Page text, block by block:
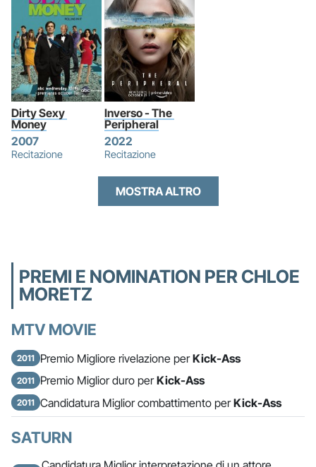
Dirty Sexy
Money
2007
Recitazione
Inverso - The
Peripheral
2022
Recitazione
MOSTRA ALTRO
PREMI E NOMINATION PER CHLOE
MORETZ
MTV MOVIE
2011 Premio Migliore rivelazione perKick-Ass
2011 Premio Miglior duro perKick-Ass
2011 Candidatura Miglior combattimento perKick-Ass
SATURN